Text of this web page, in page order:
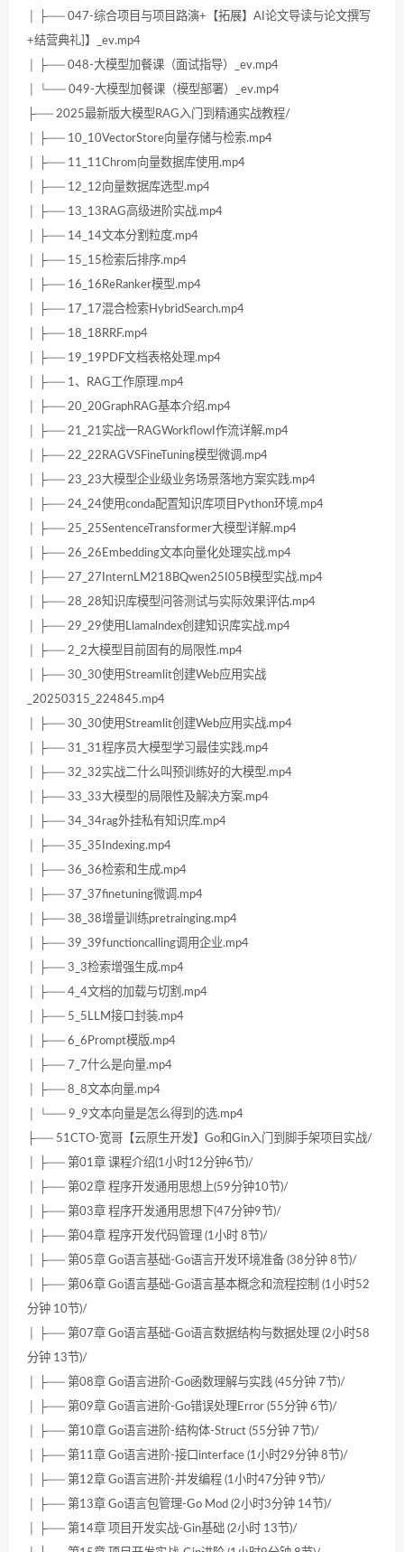
│ ├── 047-综合项目与项目路演+【拓展】AI论文导读与论文撰写
+结营典礼]】_ev.mp4
│ ├── 048-大模型加餐课（面试指导）_ev.mp4
│ └── 049-大模型加餐课（模型部署）_ev.mp4
├── 2025最新版大模型RAG入门到精通实战教程/
│ ├── 10_10VectorStore向量存储与检索.mp4
│ ├── 11_11Chrom向量数据库使用.mp4
│ ├── 12_12向量数据库选型.mp4
│ ├── 13_13RAG高级进阶实战.mp4
│ ├── 14_14文本分割粒度.mp4
│ ├── 15_15检索后排序.mp4
│ ├── 16_16ReRanker模型.mp4
│ ├── 17_17混合检索HybridSearch.mp4
│ ├── 18_18RRF.mp4
│ ├── 19_19PDF文档表格处理.mp4
│ ├── 1、RAG工作原理.mp4
│ ├── 20_20GraphRAG基本介绍.mp4
│ ├── 21_21实战一RAGWorkflowI作流详解.mp4
│ ├── 22_22RAGVSFineTuning模型微调.mp4
│ ├── 23_23大模型企业级业务场景落地方案实践.mp4
│ ├── 24_24使用conda配置知识库项目Python环境.mp4
│ ├── 25_25SentenceTransformer大模型详解.mp4
│ ├── 26_26Embedding文本向量化处理实战.mp4
│ ├── 27_27InternLM218BQwen25I05B模型实战.mp4
│ ├── 28_28知识库模型问答测试与实际效果评估.mp4
│ ├── 29_29使用Llamalndex创建知识库实战.mp4
│ ├── 2_2大模型目前固有的局限性.mp4
│ ├── 30_30使用Streamlit创建Web应用实战
_20250315_224845.mp4
│ ├── 30_30使用Streamlit创建Web应用实战.mp4
│ ├── 31_31程序员大模型学习最佳实践.mp4
│ ├── 32_32实战二什么叫预训练好的大模型.mp4
│ ├── 33_33大模型的局限性及解决方案.mp4
│ ├── 34_34rag外挂私有知识库.mp4
│ ├── 35_35Indexing.mp4
│ ├── 36_36检索和生成.mp4
│ ├── 37_37finetuning微调.mp4
│ ├── 38_38增量训练pretrainging.mp4
│ ├── 39_39functioncalling调用企业.mp4
│ ├── 3_3检索增强生成.mp4
│ ├── 4_4文档的加载与切割.mp4
│ ├── 5_5LLM接口封装.mp4
│ ├── 6_6Prompt模版.mp4
│ ├── 7_7什么是向量.mp4
│ ├── 8_8文本向量.mp4
│ └── 9_9文本向量是怎么得到的选.mp4
├── 51CTO-宽哥【云原生开发】Go和Gin入门到脚手架项目实战/
│ ├── 第01章 课程介绍(1小时12分钟6节)/
│ ├── 第02章 程序开发通用思想上(59分钟10节)/
│ ├── 第03章 程序开发通用思想下(47分钟9节)/
│ ├── 第04章 程序开发代码管理 (1小时 8节)/
│ ├── 第05章 Go语言基础-Go语言开发环境准备 (38分钟 8节)/
│ ├── 第06章 Go语言基础-Go语言基本概念和流程控制 (1小时52
分钟 10节)/
│ ├── 第07章 Go语言基础-Go语言数据结构与数据处理 (2小时58
分钟 13节)/
│ ├── 第08章 Go语言进阶-Go函数理解与实践 (45分钟 7节)/
│ ├── 第09章 Go语言进阶-Go错误处理Error (55分钟 6节)/
│ ├── 第10章 Go语言进阶-结构体-Struct (55分钟 7节)/
│ ├── 第11章 Go语言进阶-接口interface (1小时29分钟 8节)/
│ ├── 第12章 Go语言进阶-并发编程 (1小时47分钟 9节)/
│ ├── 第13章 Go语言包管理-Go Mod (2小时3分钟 14节)/
│ ├── 第14章 项目开发实战-Gin基础 (2小时 13节)/